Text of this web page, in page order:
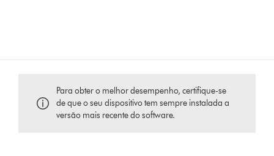
Para obter o melhor desempenho, certifique-se
de que o seu dispositivo tem sempre instalada a
versão mais recente do software.